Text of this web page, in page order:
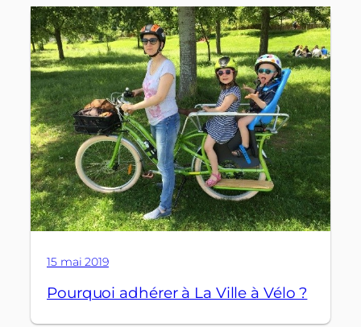
15 mai 2019
Pourquoi adhérer à La Ville à Vélo ?